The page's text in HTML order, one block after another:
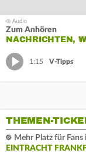
Zum Anhören
NACHRICHTEN,
1:15 V-Tipps
THEMEN-
Mehr Platz für
EINTRACHT